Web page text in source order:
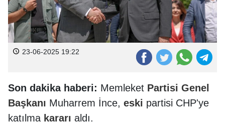
23-06-2025 19:22
Son dakika haberi: Memleket Partisi Genel
Başkanı Muharrem İnce, eski partisi CHP'ye
katılma kararı aldı.